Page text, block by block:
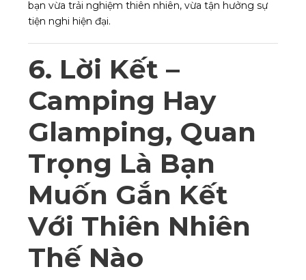
bạn vừa trải nghiệm thiên nhiên, vừa tận hưởng sự
tiện nghi hiện đại.
6. Lời Kết –
Camping Hay
Glamping, Quan
Trọng Là Bạn
Muốn Gắn Kết
Với Thiên Nhiên
Thế Nào